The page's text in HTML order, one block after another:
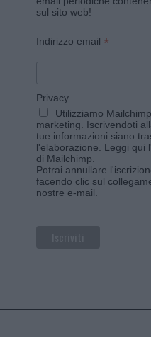
sul sito web!
Indirizzo email *
Privacy
Utilizziamo
marketing. Iscrivendoti
tue informazioni siano
l'elaborazione. Leggi qui
di Mailchimp
Potrai annullare
facendo clic sul
nostre e-mail.